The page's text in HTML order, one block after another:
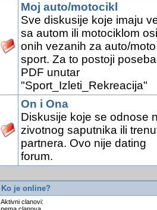
Moj auto/motocikl
Sve diskusije koje imaju
sa autom ili motociklom
onih vezanih za auto/moto
sport. Za to postoji
PDF unutar
"Sport_Izleti_Rekreacija"
On i Ona
Diskusije koje se odnose
zivotnog saputnika ili
partnera. Ovo nije dating
forum.
Ko je online?
Aktivni clanovi: